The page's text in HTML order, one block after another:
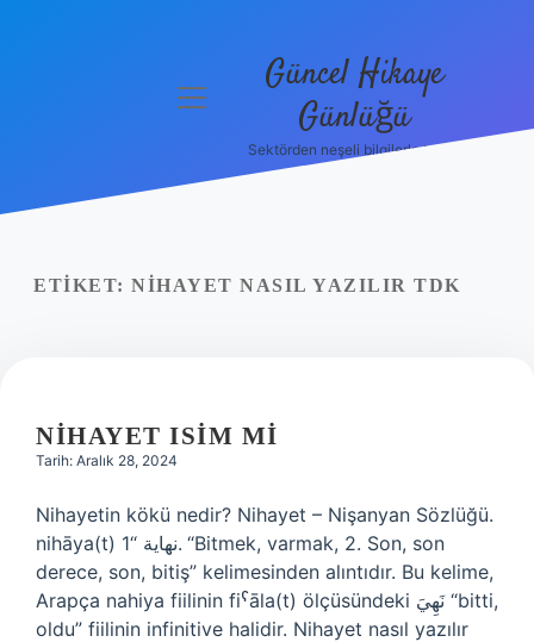
menüyü
Güncel Hikaye
Günlüğü
Sektörden neşeli bilgilerle tanış!
ETIKET: NIHAYET NASIL YAZILIR TDK
NIHAYET ISIM MI
Tarih: Aralık 28, 2024
Nihayetin kökü nedir? Nihayet – Nişanyan Sözlüğü.
nihāya(t) نهاية “1. “Bitmek, varmak, 2. Son, son
derece, son, bitiş” kelimesinden alıntıdır. Bu kelime,
Arapça nahiya fiilinin fiˁāla(t) ölçüsündeki نَهِيَ “bitti,
oldu” fiilinin infinitive halidir. Nihayet nasıl yazılır